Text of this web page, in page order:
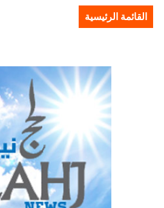
القائمة الرئيسية